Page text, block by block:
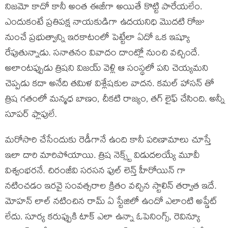
నిజమో కాదో కానీ అంత ఈజీగా అయితే కొట్టి పారేయలేం.
ఎందుకంటే ప్రతిపక్ష నాయకుడిగా ఉదయనిధి మొదటి రోజు
నుంచే ప్రభుత్వాన్ని ఇరకాటంలో పెట్టేలా ఏదో ఒక ఇష్యూ
రేపుతున్నాడు. సనాతనం వివాదం దాంట్లో నుంచి వచ్చిందే.
అలాంటప్పుడు త్రిషని విజయ్ వెళ్లి ఆ సంస్థలో పని చెయ్యమని
చెప్పడు కదా అనేది తమిళ విశ్లేషకుల వాదన. కమల్ హాసన్ తో
త్రిష గతంలో మన్మధ బాణం, చీకటి రాజ్యం, తగ్ లైఫ్ చేసింది. అన్నీ
సూపర్ ఫ్లాపులే.
మరోసారి చేసేందుకు రెడీగానే ఉంది కానీ పరిణామాలు చూస్తే
ఇలా దారి మారిపోయాయి. త్రిష నెక్స్ట్ విడుదలయ్యే మూవీ
విశ్వంభరనే. చిరంజీవి సరసన ఫుల్ లెన్త్ హీరోయిన్ గా
నటించడం ఇరవై సంవత్సరాల క్రితం వచ్చిన స్టాలిన్ తర్వాత ఇదే.
మోహన్ లాల్ నటించిన రామ్ ఏ స్టేజిలో ఉందో ఎలాంటి అప్డేట్
లేదు. సూర్య కరుప్పుకి టాక్ ఎలా ఉన్నా ఓపెనింగ్స్, రెవిన్యూ